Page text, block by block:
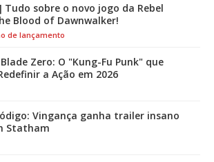
Tudo sobre o novo jogo da Rebel
Blood of Dawnwalker!
de lançamento
Zero: O "Kung-Fu Punk" que
a Ação em 2026
Vingança ganha trailer insano
Statham